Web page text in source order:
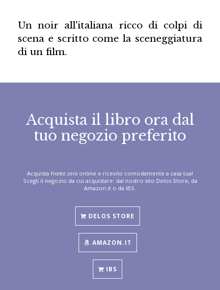
Un noir all'italiana ricco di colpi di
scena e scritto come la sceneggiatura
di un film.
Acquista il libro ora dal
tuo negozio preferito
Acquista Fronte zero online e ricevilo comodamente a casa tua!
Scegli il negozio da cui acquistare: dal nostro sito Delos Store, da
Amazon.it o da IBS.
DELOS STORE
AMAZON.IT
IBS